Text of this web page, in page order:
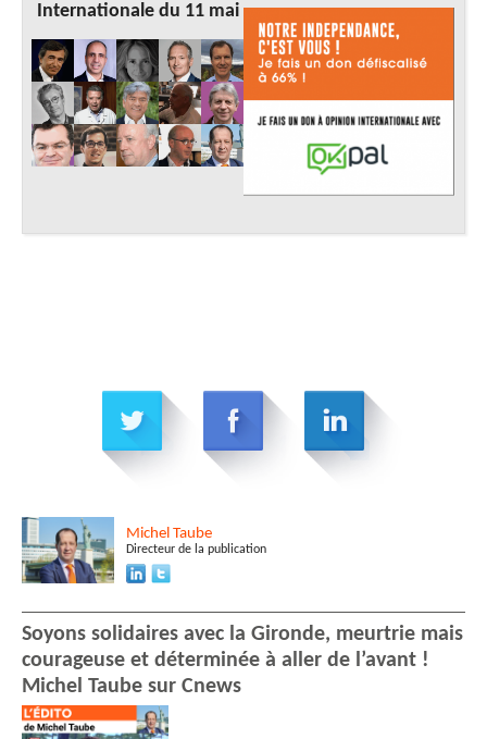
Internationale du 11 mai
Michel Taube
Directeur de la publication
Soyons solidaires avec la Gironde, meurtrie mais
courageuse et déterminée à aller de l’avant !
Michel Taube sur Cnews